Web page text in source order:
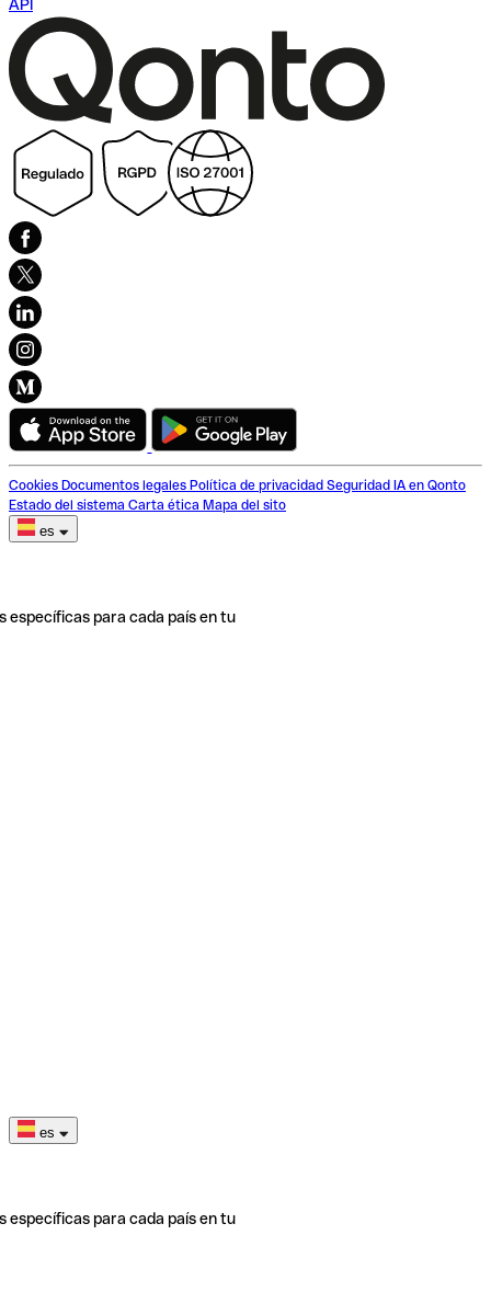
API
Cookies Documentos legales Política de privacidad Seguridad IA en Qonto
Estado del sistema Carta ética Mapa del sito
es
específicas para cada país en tu
es
específicas para cada país en tu